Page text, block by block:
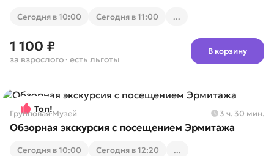
Cегодня в 10:00 Cегодня в 11:00 ...
1 100 ₽
за взрослого · есть льготы
В корзину
Топ!
Групповая·Музей 3 ч. 30 мин.
Обзорная экскурсия с посещением Эрмитажа
Cегодня в 10:00 Cегодня в 12:20 ...